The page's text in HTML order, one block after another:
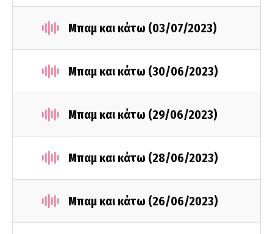
Μπαμ και κάτω (03/07/2023)
Μπαμ και κάτω (30/06/2023)
Μπαμ και κάτω (29/06/2023)
Μπαμ και κάτω (28/06/2023)
Μπαμ και κάτω (26/06/2023)